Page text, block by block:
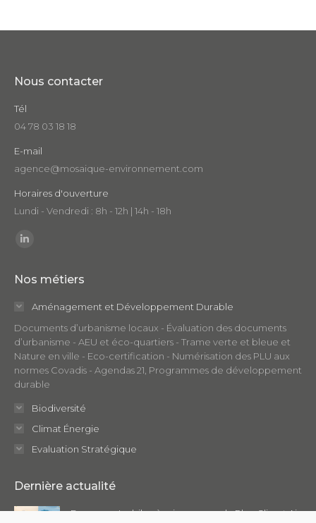
Nous contacter
Tél
04 78 03 18 18
E-mail
agence@mosaique-environnement.com
Horaires d'ouverture
Lundi - Vendredi : 8h - 12h | 14h - 18h
Trouvez nous sur :
opens
window
Nos métiers
Aménagement et Développement Durable
Documents d’urbanisme locaux - Évaluation des documents
d’urbanisme - AEU et éco-quartiers - Trame verte et bleue et
Nature en ville - Eco-certification - Numérisation des PLU aux
normes Covadis - Agendas 21, Programmes de développement
durable
Biodiversité
Climat Énergie
Evaluation Stratégique
Dernière actualité
Focus sur : Le bilan à mi-parcours du Plan Climat Air